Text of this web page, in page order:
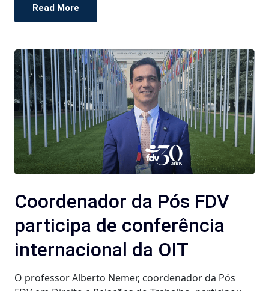
Read More
Coordenador da Pós FDV
participa de conferência
internacional da OIT
O professor Alberto Nemer, coordenador da Pós